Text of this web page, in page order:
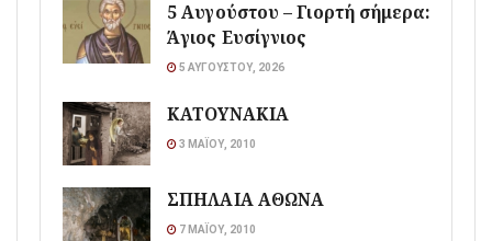
5 Αυγούστου – Γιορτή σήμερα:
Άγιος Ευσίγνιος
5 ΑΥΓΟΎΣΤΟΥ, 2026
ΚΑΤΟΥΝΑΚΙΑ
3 ΜΑΪ́ΟΥ, 2010
ΣΠΗΛΑΙΑ ΑΘΩΝΑ
7 ΜΑΪ́ΟΥ, 2010